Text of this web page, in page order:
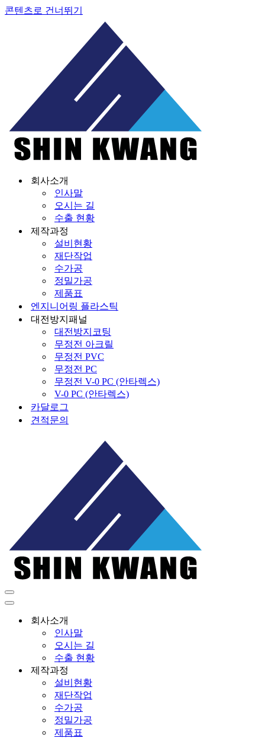
콘텐츠로 건너뛰기
회사소개
인사말
오시는 길
수출 현황
제작과정
설비현황
재단작업
수가공
정밀가공
제품표
엔지니어링 플라스틱
대전방지패널
대전방지코팅
무정전 아크릴
무정전 PVC
무정전 PC
무정전 V-0 PC (안타렉스)
V-0 PC (안타렉스)
카달로그
견적문의
내
비
내
회사소개
인사말
오시는 길
수출 현황
제작과정
설비현황
재단작업
수가공
정밀가공
제품표